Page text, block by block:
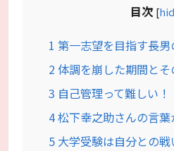
目次 [
1 第一志望を目指す長男
2 体調を崩した期間と
3 自己管理って難しい！
4松下幸之助さんの言葉
5 大学受験は自分との戦